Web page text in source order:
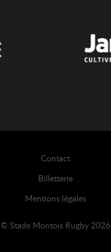
Contact
Billetterie
Mentions légales
© Stade Montois Rugby 2026